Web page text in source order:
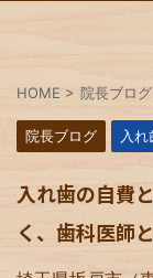
HOME > 院長ブログ
院長ブログ 入れ
入れ歯の自費
く、歯科医師